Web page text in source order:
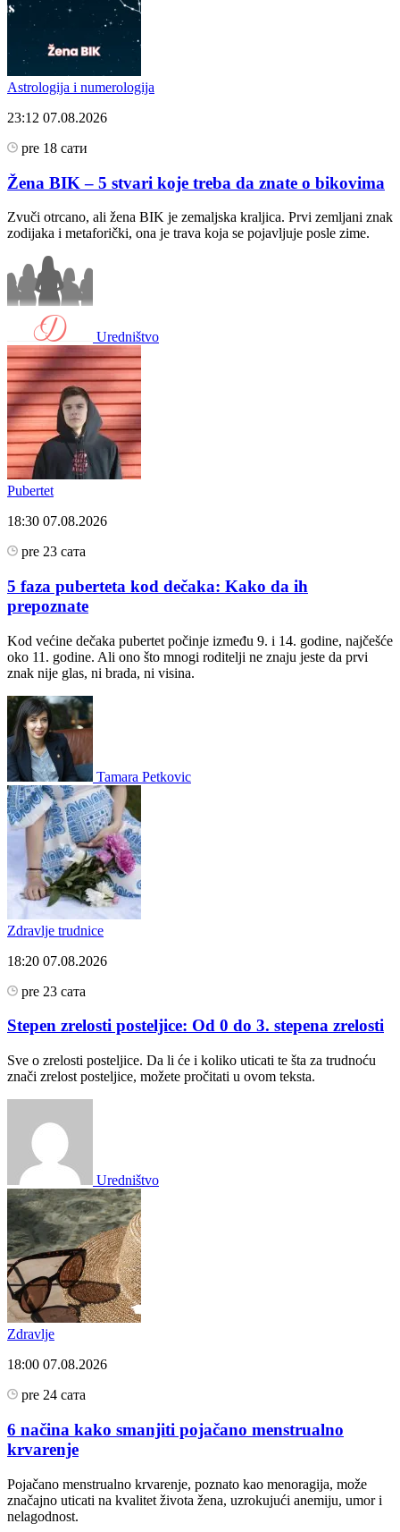
Astrologija i numerologija
23:12 07.08.2026
pre 18 сати
Žena BIK – 5 stvari koje treba da znate o bikovima
Zvuči otrcano, ali žena BIK je zemaljska kraljica. Prvi zemljani znak
zodijaka i metaforički, ona je trava koja se pojavljuje posle zime.
Uredništvo
Pubertet
18:30 07.08.2026
pre 23 сата
5 faza puberteta kod dečaka: Kako da ih
prepoznate
Kod većine dečaka pubertet počinje između 9. i 14. godine, najčešće
oko 11. godine. Ali ono što mnogi roditelji ne znaju jeste da prvi
znak nije glas, ni brada, ni visina.
Tamara Petkovic
Zdravlje trudnice
18:20 07.08.2026
pre 23 сата
Stepen zrelosti posteljice: Od 0 do 3. stepena zrelosti
Sve o zrelosti posteljice. Da li će i koliko uticati te šta za trudnoću
znači zrelost posteljice, možete pročitati u ovom teksta.
Uredništvo
Zdravlje
18:00 07.08.2026
pre 24 сата
6 načina kako smanjiti pojačano menstrualno
krvarenje
Pojačano menstrualno krvarenje, poznato kao menoragija, može
značajno uticati na kvalitet života žena, uzrokujući anemiju, umor i
nelagodnost.